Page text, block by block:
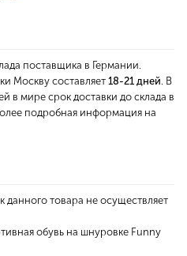
поставщика в Германии.
Москву составляет 18-21 дней. В
в мире срок доставки до склада в
подробная информация на
товара не осуществляет
обувь на шнуровке Funny